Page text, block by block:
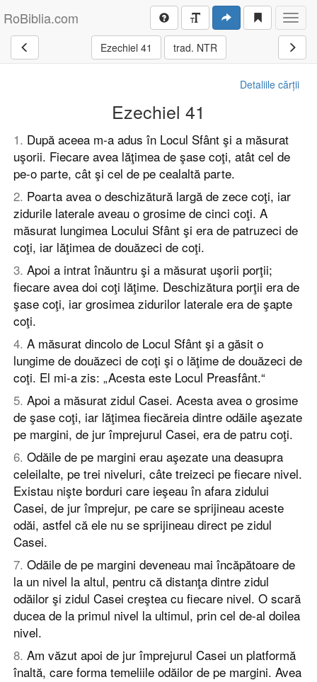
RoBiblia.com
Ezechiel 41 trad. NTR
Detaliile cărții
Ezechiel 41
1. După aceea m-a adus în Locul Sfânt şi a măsurat
uşorii. Fiecare avea lăţimea de şase coţi, atât cel de
pe-o parte, cât şi cel de pe cealaltă parte.
2. Poarta avea o deschizătură largă de zece coţi, iar
zidurile laterale aveau o grosime de cinci coţi. A
măsurat lungimea Locului Sfânt şi era de patruzeci de
coţi, iar lăţimea de douăzeci de coţi.
3. Apoi a intrat înăuntru şi a măsurat uşorii porţii;
fiecare avea doi coţi lăţime. Deschizătura porţii era de
şase coţi, iar grosimea zidurilor laterale era de şapte
coţi.
4. A măsurat dincolo de Locul Sfânt şi a găsit o
lungime de douăzeci de coţi şi o lăţime de douăzeci de
coţi. El mi-a zis: „Acesta este Locul Preasfânt.“
5. Apoi a măsurat zidul Casei. Acesta avea o grosime
de şase coţi, iar lăţimea fiecăreia dintre odăile aşezate
pe margini, de jur împrejurul Casei, era de patru coţi.
6. Odăile de pe margini erau aşezate una deasupra
celeilalte, pe trei niveluri, câte treizeci pe fiecare nivel.
Existau nişte borduri care ieşeau în afara zidului
Casei, de jur împrejur, pe care se sprijineau aceste
odăi, astfel că ele nu se sprijineau direct pe zidul
Casei.
7. Odăile de pe margini deveneau mai încăpătoare de
la un nivel la altul, pentru că distanţa dintre zidul
odăilor şi zidul Casei creştea cu fiecare nivel. O scară
ducea de la primul nivel la ultimul, prin cel de-al doilea
nivel.
8. Am văzut apoi de jur împrejurul Casei un platformă
înaltă, care forma temeliile odăilor de pe margini. Avea